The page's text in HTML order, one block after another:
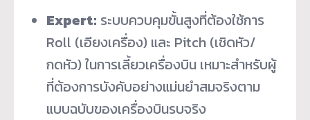
Expert: ระบบควบคุมขั้นสูงที่ต้องใช้การ
Roll (เอียงเครื่อง) และ Pitch (เชิดหัว/
กดหัว) ในการเลี้ยวเครื่องบิน เหมาะสำหรับผู้
ที่ต้องการบังคับอย่างแม่นยำสมจริงตาม
แบบฉบับของเครื่องบินรบจริง